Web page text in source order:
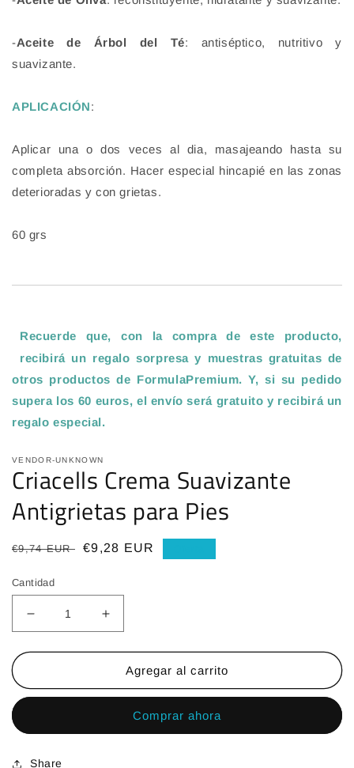
-Aceite de Árbol del Té: antiséptico, nutritivo y
suavizante.
APLICACIÓN:
Aplicar una o dos veces al dia, masajeando hasta su
completa absorción. Hacer especial hincapié en las zonas
deterioradas y con grietas.
60 grs
Recuerde que, con la compra de este producto,
recibirá un regalo sorpresa y muestras gratuitas de
otros productos de FormulaPremium. Y, si su pedido
supera los 60 euros, el envío será gratuito y recibirá un
regalo especial.
VENDOR-UNKNOWN
Criacells Crema Suavizante
Antigrietas para Pies
Precio
€9,74 EUR
Precio
€9,28 EUR
Cantidad
Reducir
cantidad
para
Crema
para
Aumentar
cantidad
para
Criacells
Crema
Antigrietas
para
Agregar al carrito
Comprar ahora
Share